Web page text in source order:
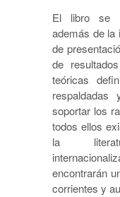
El libro se
además de la
de
de
teóricas
respaldadas
soportar los
todos ellos
la
encontrarán
corrientes y